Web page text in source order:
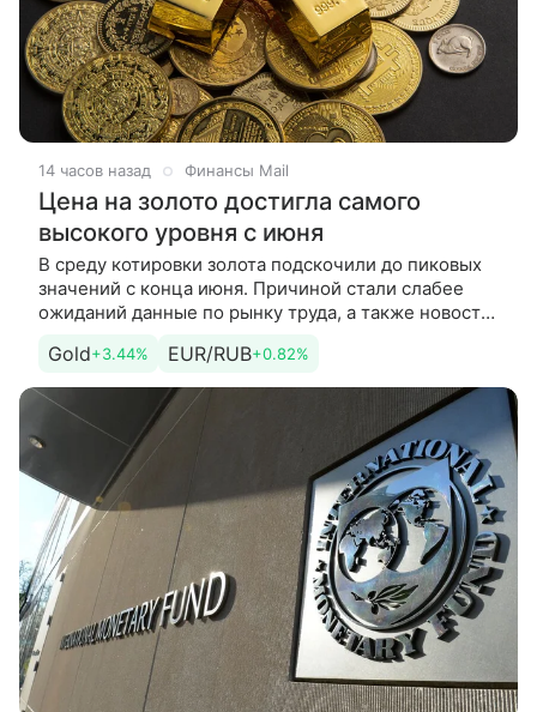
14 часов назад Финансы Mail
Цена на золото достигла самого
высокого уровня с июня
В среду котировки золота подскочили до пиковых
значений с конца июня. Причиной стали слабее
ожиданий данные по рынку труда, а также новости
Ормузском проливе.
Gold+3.44% EUR/RUB+0.82%